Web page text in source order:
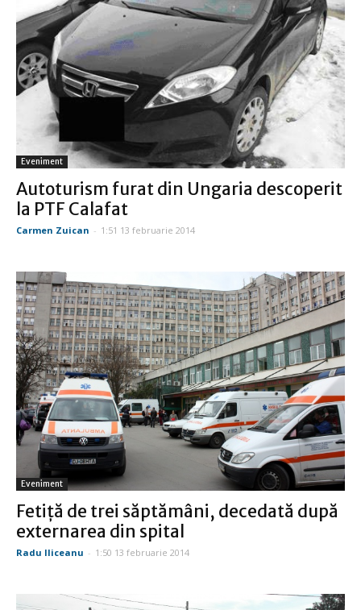
Eveniment
Autoturism furat din Ungaria descoperit
la PTF Calafat
Carmen Zuican - 1:51 13 februarie 2014
Eveniment
Fetiţă de trei săptămâni, decedată după
externarea din spital
Radu Iliceanu - 1:50 13 februarie 2014